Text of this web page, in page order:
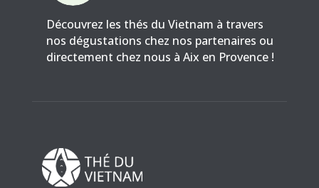
Découvrez les thés du Vietnam à travers
nos dégustations chez nos partenaires ou
directement chez nous à Aix en Provence !